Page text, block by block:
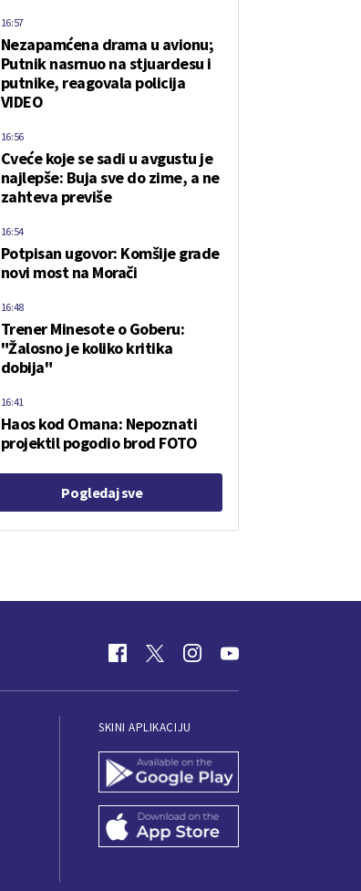
Nezapamćena drama u avionu;
Putnik nasrnuo na stjuardesu i
putnike, reagovala policija
VIDEO
16:57
Cveće koje se sadi u avgustu je
najlepše: Buja sve do zime, a ne
zahteva previše
16:56
Potpisan ugovor: Komšije grade
novi most na Morači
16:54
Trener Minesote o Goberu:
"Žalosno je koliko kritika
dobija"
16:48
Haos kod Omana: Nepoznati
projektil pogodio brod FOTO
16:41
Pogledaj sve
SKINI APLIKACIJU